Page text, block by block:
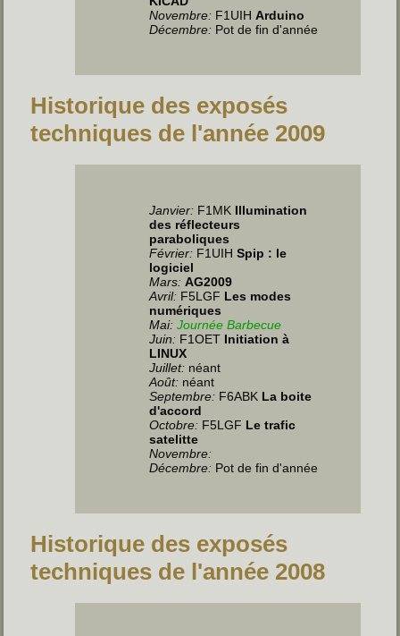
Novembre: F1UIHArduino
Décembre: Pot de fin d'année
Historique des exposés
techniques de l'année 2009
Janvier: F1MK Illumination
des réflecteurs
paraboliques
Février: F1UIHSpip : le
logiciel
Mars:AG2009
Avril: F5LGF Les modes
numériques
Mai: Journée Barbecue
Juin: F1OET Initiation à
LINUX
Juillet: néant
Août: néant
Septembre: F6ABK La boite
d'accord
Octobre: F5LGF Le trafic
satelitte
Novembre:
Décembre: Pot de fin d'année
Historique des exposés
techniques de l'année 2008